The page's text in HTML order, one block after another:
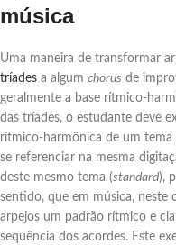
música
Uma maneira de transformar
tríades a algum chorus de
geralmente a base rítmico-
das tríades, o estudante deve
rítmico-harmônica de um tema
se referenciar na mesma
deste mesmo tema (standard),
sentido, que em música, neste
arpejos um padrão rítmico e
sequência dos acordes. Este